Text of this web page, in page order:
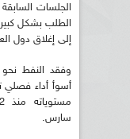
الجلسات
الطلب بشكل
إلى إغلاق دول
أسوأ أداء فصلي
سارس.